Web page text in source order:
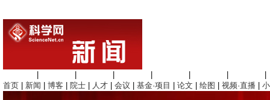
首页
新闻 博客 院士 人才 会议 基金·项目 论文 绘图 视频·直播